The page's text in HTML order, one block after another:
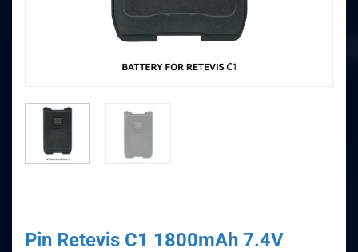
Pin Retevis C1 1800mAh 7.4V